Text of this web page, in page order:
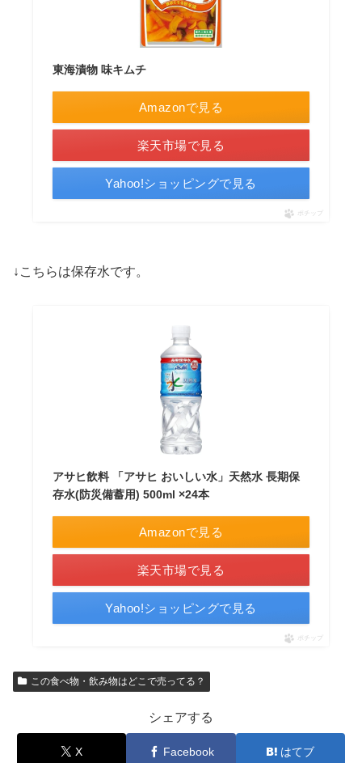
東海漬物 味キムチ
Amazonで見る
楽天市場で見る
Yahoo!ショッピングで見る
ポチップ
↓こちらは保存水です。
アサヒ飲料 「アサヒ おいしい水」天然水 長期保
存水(防災備蓄用) 500ml ×24本
Amazonで見る
楽天市場で見る
Yahoo!ショッピングで見る
ポチップ
この食べ物・飲み物はどこで売ってる？
シェアする
X Facebook はてブ